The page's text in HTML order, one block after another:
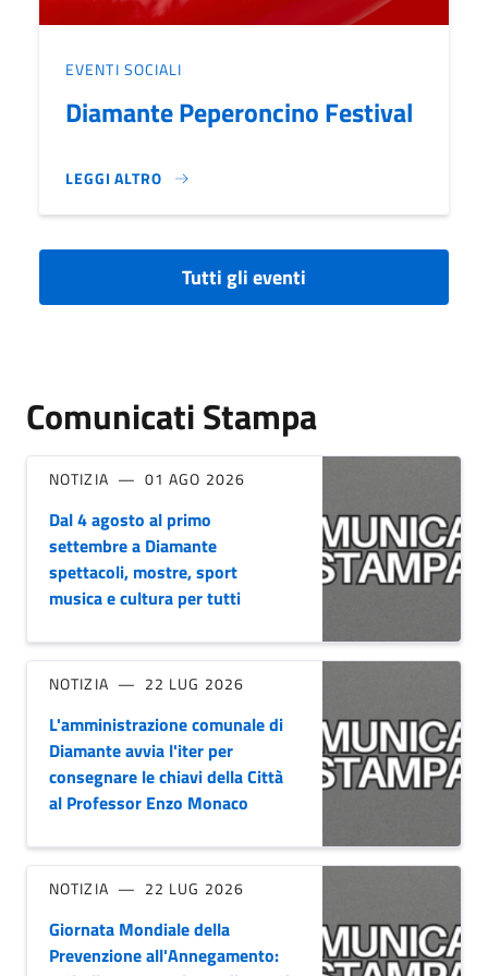
EVENTI SOCIALI
Diamante Peperoncino Festival
LEGGI ALTRO
DIAMANTE PEPERONCINO FESTIVAL}
Tutti gli eventi
Comunicati Stampa
NOTIZIA 01 AGO 2026
Dal 4 agosto al primo
settembre a Diamante
spettacoli, mostre, sport
musica e cultura per tutti
NOTIZIA 22 LUG 2026
L'amministrazione comunale di
Diamante avvia l'iter per
consegnare le chiavi della Città
al Professor Enzo Monaco
NOTIZIA 22 LUG 2026
Giornata Mondiale della
Prevenzione all'Annegamento: